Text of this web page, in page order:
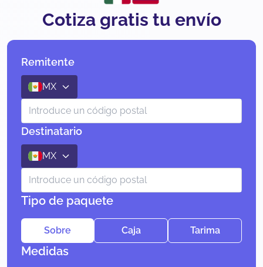
Cotiza gratis tu envío
Remitente
MX
Destinatario
MX
Tipo de paquete
Sobre Caja Tarima
Medidas